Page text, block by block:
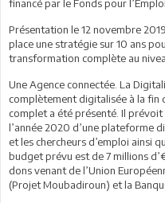
financé par le Fonds pour
Présentation le 12 novembre
place une stratégie sur 10 ans
transformation complète au
Une Agence connectée. La
complètement digitalisée à la fin
complet a été présenté. Il
l’année 2020 d’une plateforme
et les chercheurs d’emploi ainsi
budget prévu est de 7 millions
dons venant de l’Union
(Projet Moubadiroun) et la